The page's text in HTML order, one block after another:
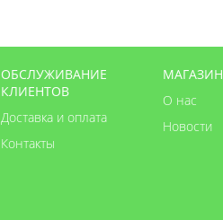
ОБСЛУЖИВАНИЕ
КЛИЕНТОВ
Доставка и оплата
Контакты
МАГАЗИН
О нас
Новости